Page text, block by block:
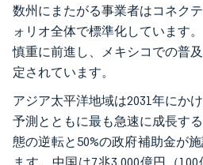
数州にまたがる事業者はコネク
ォリオ全体で標準化しています
慎重に前進し、メキシコでの普
定されています。
アジア太平洋地域は2031年にか
予測とともに最も急速に成長す
態の逆転と50%の政府補助金が